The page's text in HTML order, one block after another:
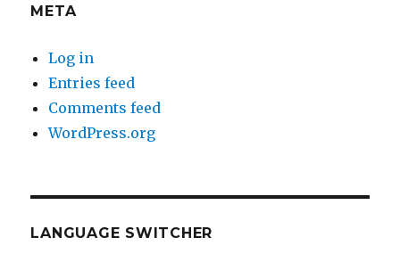
META
Log in
Entries feed
Comments feed
WordPress.org
LANGUAGE SWITCHER